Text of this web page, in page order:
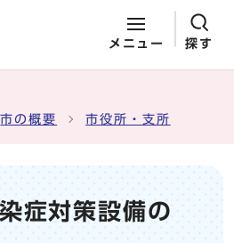
メニュー 探す
市の概要 市役所・支所
症対策設備の